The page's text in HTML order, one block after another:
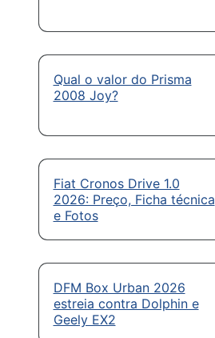
Qual o valor do Prisma
2008 Joy?
Fiat Cronos Drive 1.0
2026: Preço, Ficha técnica
e Fotos
DFM Box Urban 2026
estreia contra Dolphin e
Geely EX2